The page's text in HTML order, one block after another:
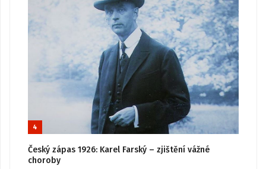
4
Český zápas 1926: Karel Farský – zjištění vážné
choroby